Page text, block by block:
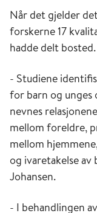
Når det gjelder
forskerne 17
hadde delt bosted.
- Studiene
for barn og unges
nevnes
mellom foreldre,
mellom
og ivaretakelse
Johansen.
- I behandlingen